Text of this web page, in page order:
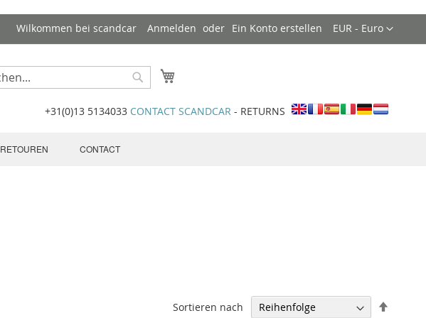
Währung
EUR - Euro
Wilkommen bei scandcar Anmelden Ein Konto erstellen
+31(0)13 5134033 CONTACT SCANDCAR - RETURNS
RETOUREN CONTACT
Sortieren nach